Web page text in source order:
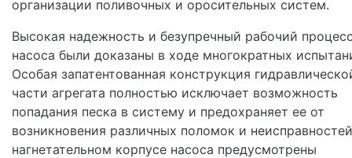
организации поливочных и оросительных систем.
Высокая надежность и безупречный рабочий
насоса были доказаны в ходе многократных
Особая запатентованная конструкция
части агрегата полностью исключает возможность
попадания песка в систему и предохраняет ее от
возникновения различных поломок и
нагнетательном корпусе насоса предусмотрены